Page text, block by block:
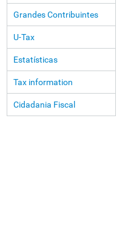
Grandes Contribuintes
U-Tax
Estatísticas
Tax information
Cidadania Fiscal